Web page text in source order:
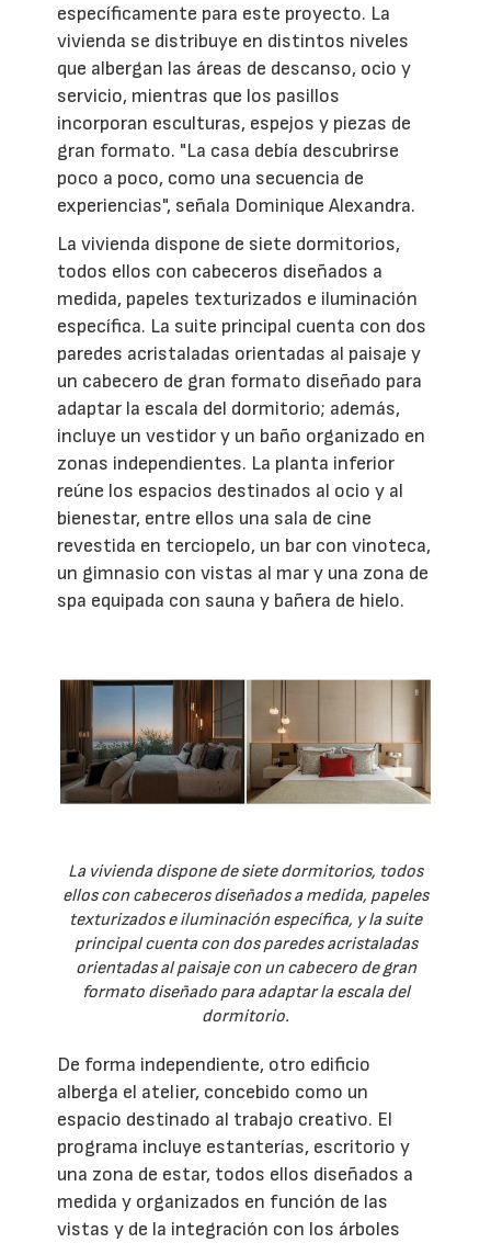
específicamente para este proyecto. La
vivienda se distribuye en distintos niveles
que albergan las áreas de descanso, ocio y
servicio, mientras que los pasillos
incorporan esculturas, espejos y piezas de
gran formato. "La casa debía descubrirse
poco a poco, como una secuencia de
experiencias", señala Dominique Alexandra.
La vivienda dispone de siete dormitorios,
todos ellos con cabeceros diseñados a
medida, papeles texturizados e iluminación
específica. La suite principal cuenta con dos
paredes acristaladas orientadas al paisaje y
un cabecero de gran formato diseñado para
adaptar la escala del dormitorio; además,
incluye un vestidor y un baño organizado en
zonas independientes. La planta inferior
reúne los espacios destinados al ocio y al
bienestar, entre ellos una sala de cine
revestida en terciopelo, un bar con vinoteca,
un gimnasio con vistas al mar y una zona de
spa equipada con sauna y bañera de hielo.
La vivienda dispone de siete dormitorios, todos
ellos con cabeceros diseñados a medida, papeles
texturizados e iluminación específica, y la suite
principal cuenta con dos paredes acristaladas
orientadas al paisaje con un cabecero de gran
formato diseñado para adaptar la escala del
dormitorio.
De forma independiente, otro edificio
alberga el atelier, concebido como un
espacio destinado al trabajo creativo. El
programa incluye estanterías, escritorio y
una zona de estar, todos ellos diseñados a
medida y organizados en función de las
vistas y de la integración con los árboles